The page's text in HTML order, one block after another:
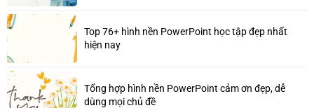
Top 76+ hình nền PowerPoint học tập đẹp nhất
hiện nay
Tổng hợp hình nền PowerPoint cảm ơn đẹp, dễ
dùng mọi chủ đề